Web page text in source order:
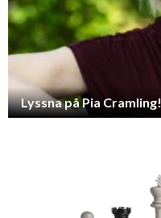
Lyssna på Pia Cramling!